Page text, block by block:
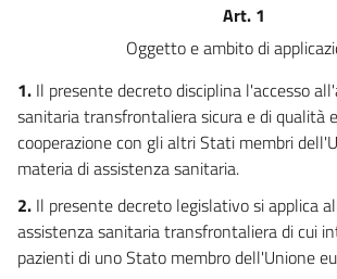
Art. 1
Oggetto e ambito di
1. Il presente decreto disciplina l'accesso
sanitaria transfrontaliera sicura e di qualità
cooperazione con gli altri Stati membri
materia di assistenza sanitaria.
2. Il presente decreto legislativo si applica
assistenza sanitaria transfrontaliera di cui
pazienti di uno Stato membro dell'Unione